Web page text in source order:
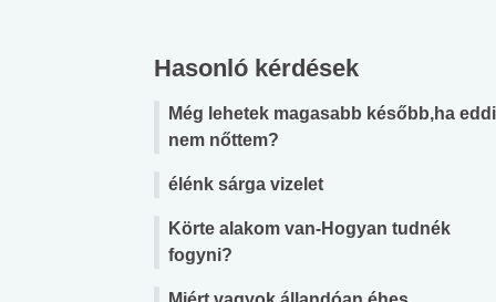
Hasonló kérdések
Még lehetek magasabb később,ha
nem nőttem?
élénk sárga vizelet
Körte alakom van-Hogyan tudnék
fogyni?